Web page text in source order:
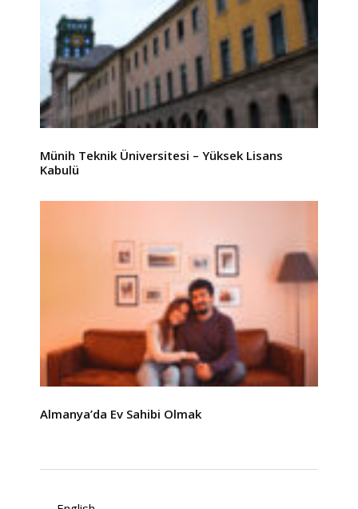
Münih Teknik Üniversitesi – Yüksek Lisans
Kabulü
Almanya’da Ev Sahibi Olmak